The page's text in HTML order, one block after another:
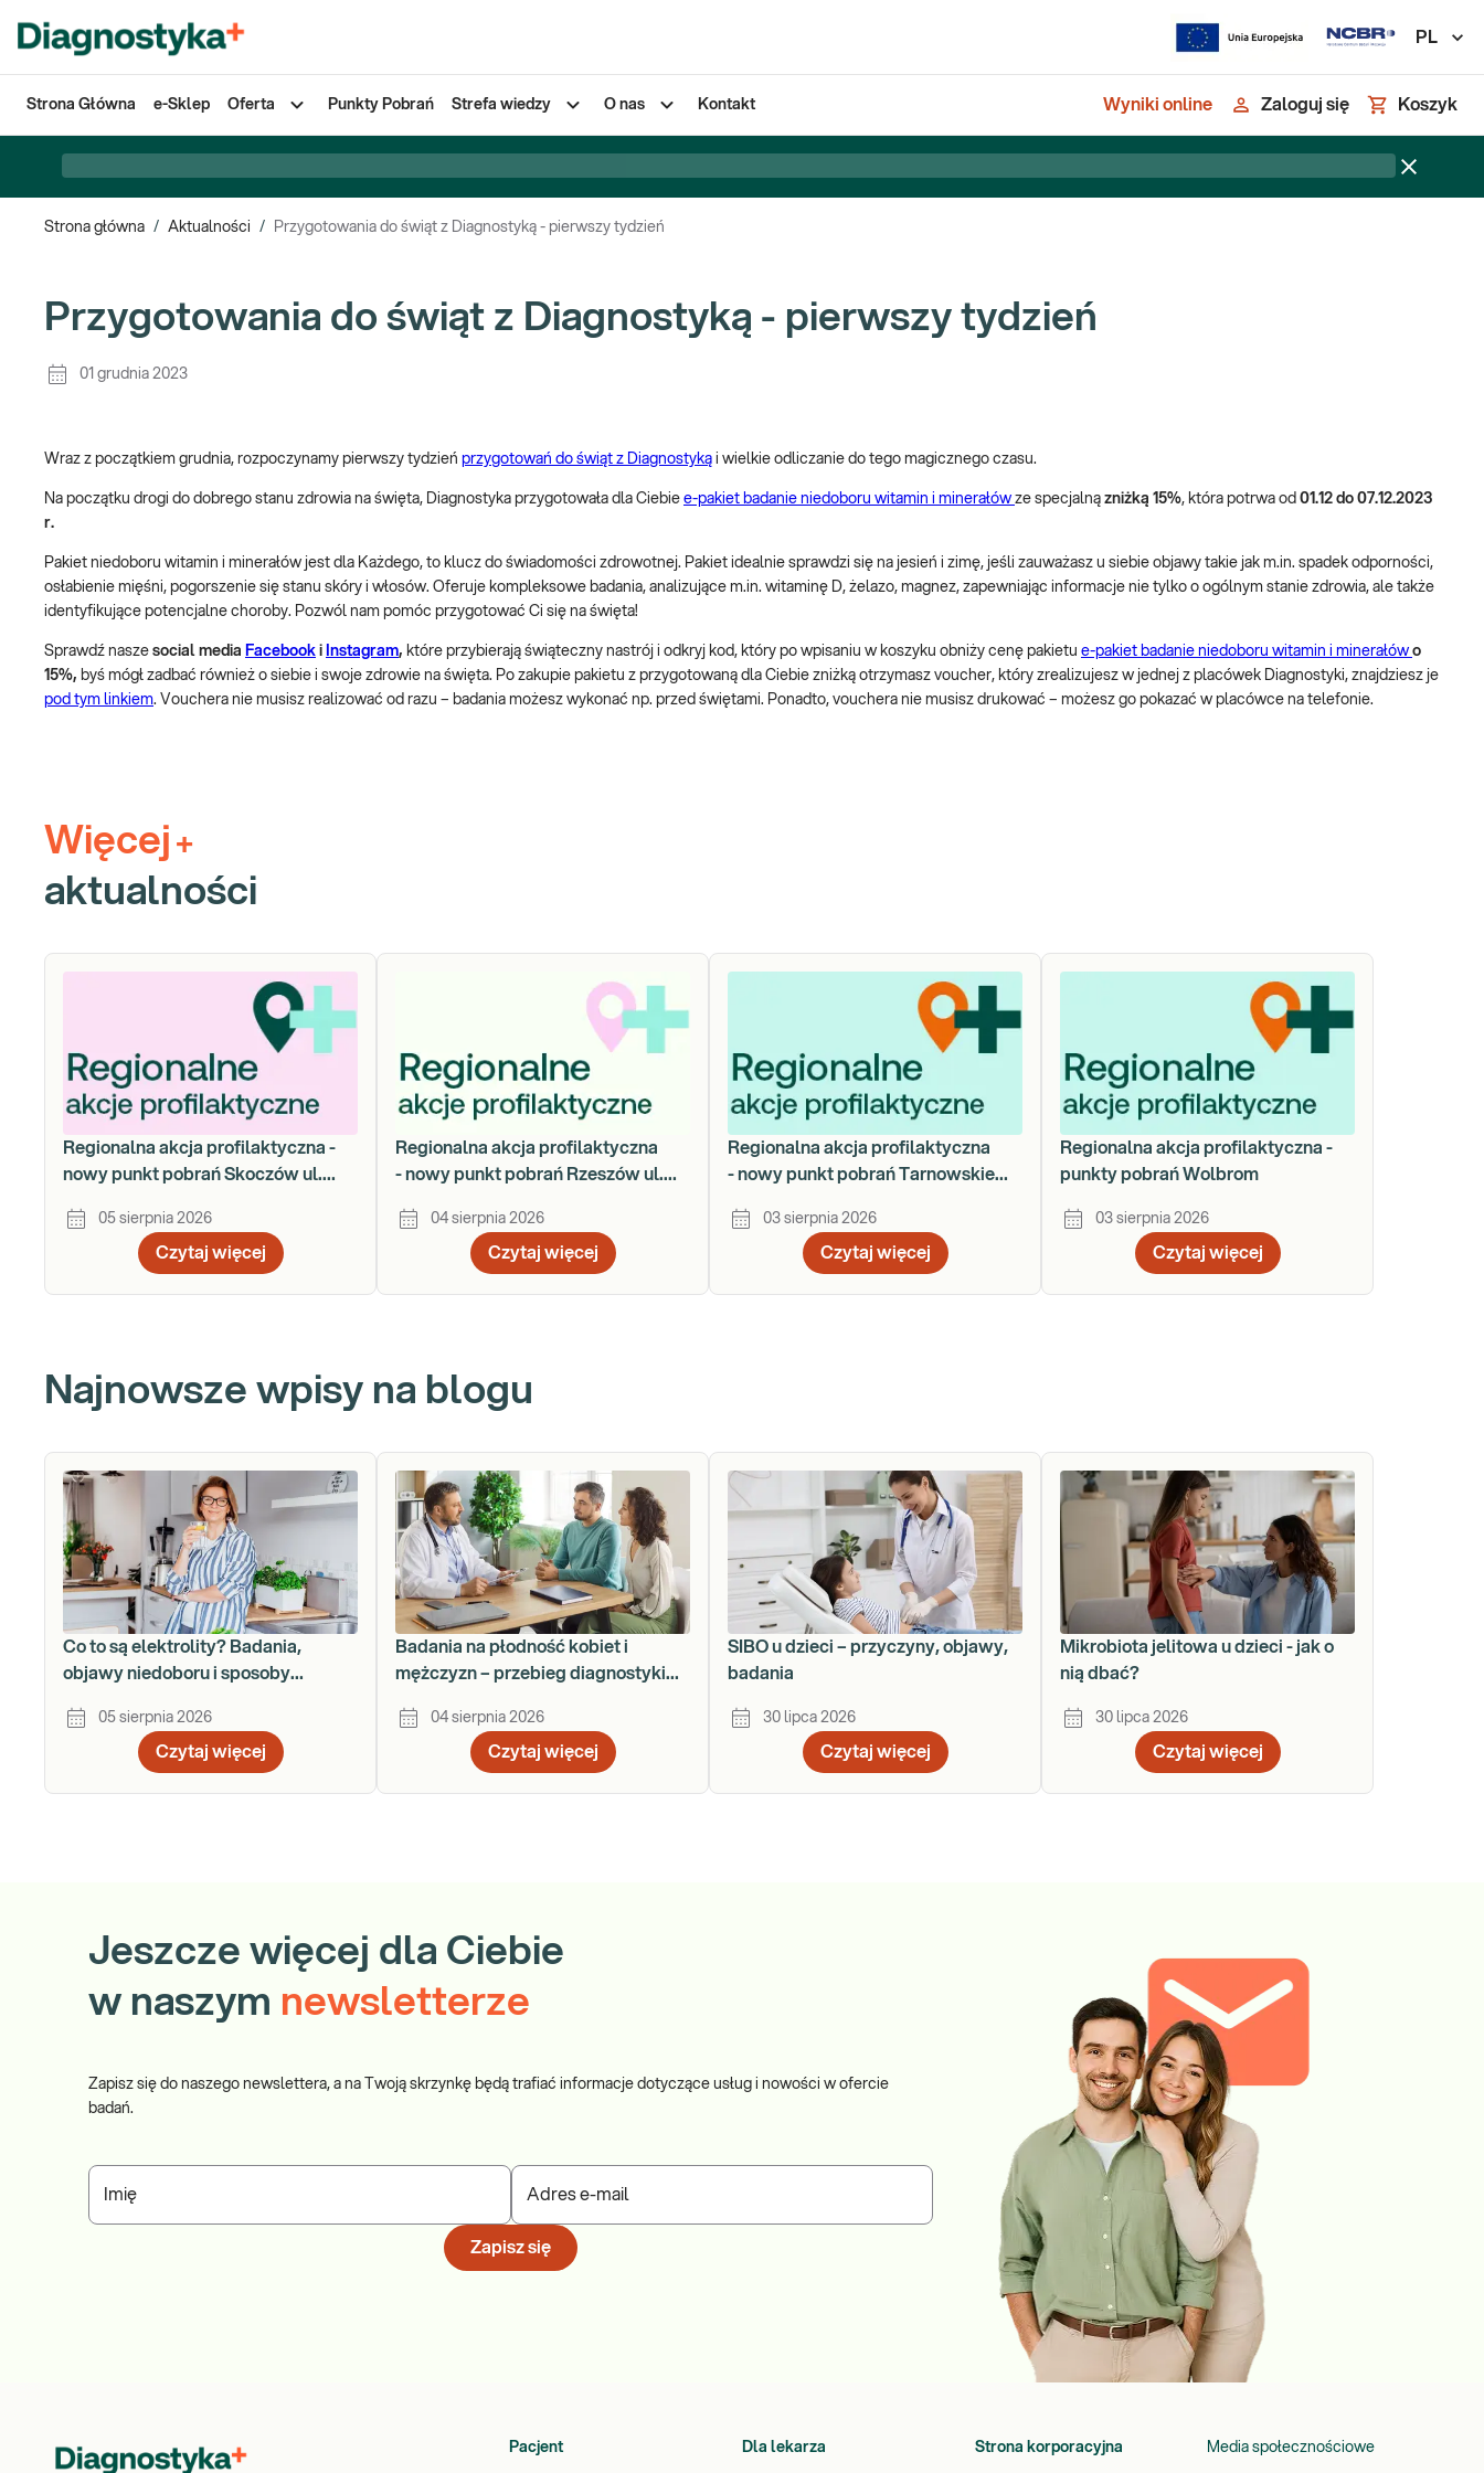
PL
Strona Główna e-Sklep Oferta Punkty Pobrań Strefa wiedzy O nas Kontakt Wyniki online Zaloguj się Koszyk
Strona główna / Aktualności / Przygotowania do świąt z Diagnostyką - pierwszy tydzień
Przygotowania do świąt z Diagnostyką - pierwszy tydzień
01 grudnia 2023
Wraz z początkiem grudnia, rozpoczynamy pierwszy tydzień przygotowań do świąt z Diagnostyką i wielkie odliczanie do tego magicznego czasu.
Na początku drogi do dobrego stanu zdrowia na święta, Diagnostyka przygotowała dla Ciebie e-pakiet badanie niedoboru witamin i minerałów ze specjalną zniżką 15%, która potrwa od 01.12 do 07.12.2023
r.
Pakiet niedoboru witamin i minerałów jest dla Każdego, to klucz do świadomości zdrowotnej. Pakiet idealnie sprawdzi się na jesień i zimę, jeśli zauważasz u siebie objawy takie jak m.in. spadek odporności,
osłabienie mięśni, pogorszenie się stanu skóry i włosów. Oferuje kompleksowe badania, analizujące m.in. witaminę D, żelazo, magnez, zapewniając informacje nie tylko o ogólnym stanie zdrowia, ale także
identyfikujące potencjalne choroby. Pozwól nam pomóc przygotować Ci się na święta!
Sprawdź nasze social media Facebook i Instagram, które przybierają świąteczny nastrój i odkryj kod, który po wpisaniu w koszyku obniży cenę pakietu e-pakiet badanie niedoboru witamin i minerałów o
15%, byś mógł zadbać również o siebie i swoje zdrowie na święta. Po zakupie pakietu z przygotowaną dla Ciebie zniżką otrzymasz voucher, który zrealizujesz w jednej z placówek Diagnostyki, znajdziesz je
pod tym linkiem. Vouchera nie musisz realizować od razu – badania możesz wykonać np. przed świętami. Ponadto, vouchera nie musisz drukować – możesz go pokazać w placówce na telefonie.
Więcej +
aktualności
Regionalna akcja profilaktyczna -
nowy punkt pobrań Skoczów ul.
05 sierpnia 2026
Czytaj więcej
Regionalna akcja profilaktyczna
- nowy punkt pobrań Rzeszów ul.
04 sierpnia 2026
Czytaj więcej
Regionalna akcja profilaktyczna
- nowy punkt pobrań Tarnowskie
03 sierpnia 2026
Czytaj więcej
Regionalna akcja profilaktyczna -
punkty pobrań Wolbrom
03 sierpnia 2026
Czytaj więcej
Najnowsze wpisy na blogu
Co to są elektrolity? Badania,
objawy niedoboru i sposoby
05 sierpnia 2026
Czytaj więcej
Badania na płodność kobiet i
mężczyzn – przebieg diagnostyki
04 sierpnia 2026
Czytaj więcej
SIBO u dzieci – przyczyny, objawy,
badania
30 lipca 2026
Czytaj więcej
Mikrobiota jelitowa u dzieci - jak o
nią dbać?
30 lipca 2026
Czytaj więcej
Jeszcze więcej dla Ciebie
w naszym newsletterze
Zapisz się do naszego newslettera, a na Twoją skrzynkę będą trafiać informacje dotyczące usług i nowości w ofercie
badań.
Imię Adres e-mail
Zapisz się
Pacjent Dla lekarza Strona korporacyjna Media społecznościowe